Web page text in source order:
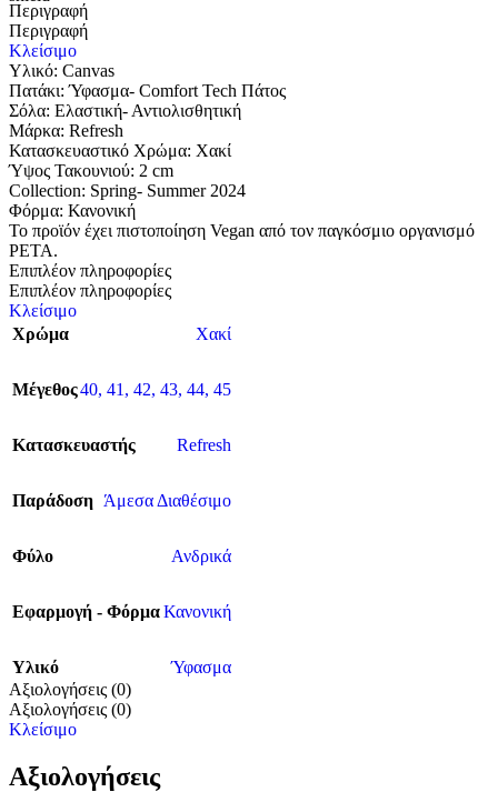
Περιγραφή
Περιγραφή
Κλείσιμο
Υλικό: Canvas
Πατάκι: Ύφασμα- Comfort Tech Πάτος
Σόλα: Eλαστική- Αντιολισθητική
Μάρκα: Refresh
Κατασκευαστικό Χρώμα: Χακί
Ύψος Τακουνιού: 2 cm
Collection: Spring- Summer 2024
Φόρμα: Κανονική
Το προϊόν έχει πιστοποίηση Vegan από τον παγκόσμιο οργανισμό
PETA.
Επιπλέον πληροφορίες
Επιπλέον πληροφορίες
Κλείσιμο
Χρώμα
Χακί
Μέγεθος40, 41 , 42, 43, 44, 45
Κατασκευαστής Refresh
Παράδοση Άμεσα Διαθέσιμο
Φύλο Ανδρικά
Εφαρμογή - ΦόρμαΚανονική
Υλικό
Ύφασμα
Αξιολογήσεις (0)
Αξιολογήσεις (0)
Κλείσιμο
Αξιολογήσεις